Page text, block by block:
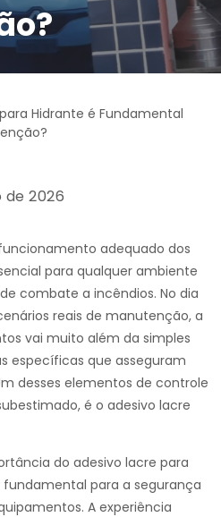
de 2026
adequado dos
para qualquer ambiente
combate a incêndios. No dia
reais de manutenção, a
vai muito além da simples
específicas que asseguram
desses elementos de controle
é o adesivo lacre
do adesivo lacre para
para a segurança
A experiência